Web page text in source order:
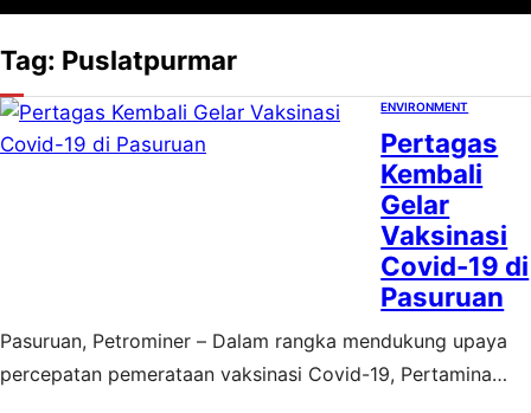
Tag: Puslatpurmar
ENVIRONMENT
Pertagas
Kembali
Gelar
Vaksinasi
Covid-19 di
Pasuruan
Pasuruan, Petrominer – Dalam rangka mendukung upaya
percepatan pemerataan vaksinasi Covid-19, Pertamina